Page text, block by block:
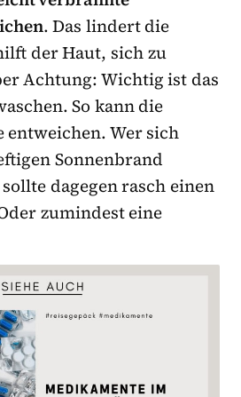
. Das lindert die
der Haut, sich zu
Achtung: Wichtig ist das
So kann die
entweichen. Wer sich
Sonnenbrand
dagegen rasch einen
zumindest eine